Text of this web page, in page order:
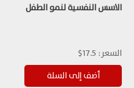
الاسس النفسية لنمو الطفل
السعر: 17.5$